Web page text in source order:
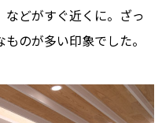
などがすぐ近くに。ざっ
のが多い印象でした。